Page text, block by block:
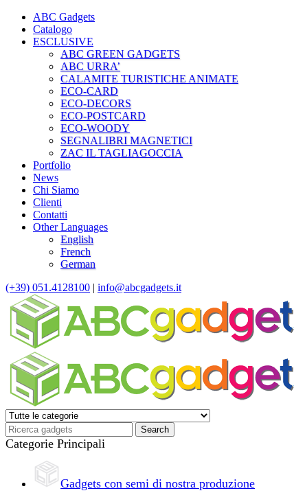
ABC Gadgets
Catalogo
ESCLUSIVE
ABC GREEN GADGETS
ABC URRA’
CALAMITE TURISTICHE ANIMATE
ECO-CARD
ECO-DECORS
ECO-POSTCARD
ECO-WOODY
SEGNALIBRI MAGNETICI
ZAC IL TAGLIAGOCCIA
Portfolio
News
Chi Siamo
Clienti
Contatti
Other Languages
English
French
German
(+39) 051.4128100 | info@abcgadgets.it
Categorie Principali
Gadgets con semi di nostra produzione